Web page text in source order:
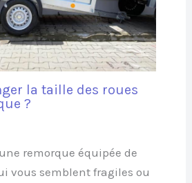
la taille des roues
?
remorque équipée de
vous semblent fragiles ou